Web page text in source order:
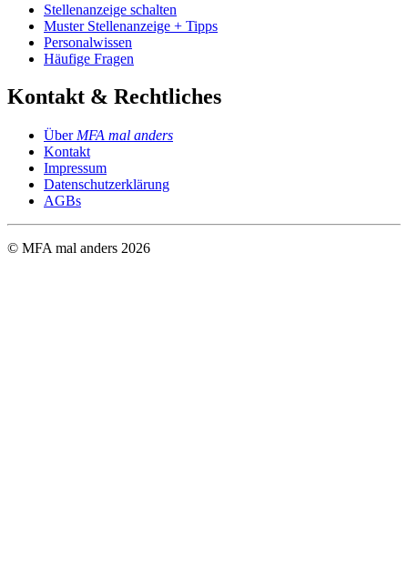
Stellenanzeige schalten
Muster Stellenanzeige + Tipps
Personalwissen
Häufige Fragen
Kontakt & Rechtliches
Über MFA mal anders
Kontakt
Impressum
Datenschutzerklärung
AGBs
© MFA mal anders 2026